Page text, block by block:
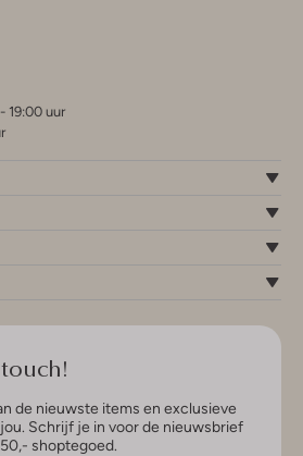
19:00 uur
de nieuwste items en exclusieve
Schrijf je in voor de nieuwsbrief
shoptegoed.